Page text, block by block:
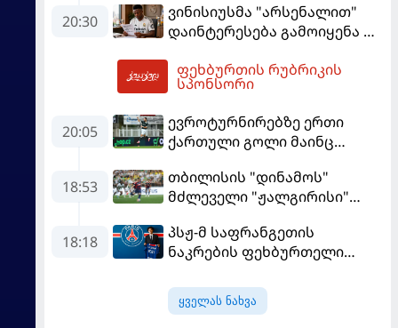
"ბარსელონაში" გადადის
20:30
ვინისიუსმა "არსენალით"
დაინტერესება გამოიყენა და
მომგებიანად გააგრძელა
ფეხბურთის რუბრიკის
სპონსორი
20:05
ევროტურნირებზე ერთი
ქართული გოლი მაინც
18:53
თბილისის "დინამოს"
მძლეველი "ჟალგირისი"
განადგურდა
18:18
პსჟ-მ საფრანგეთის
ნაკრების ფეხბურთელი
ყველას ნახვა